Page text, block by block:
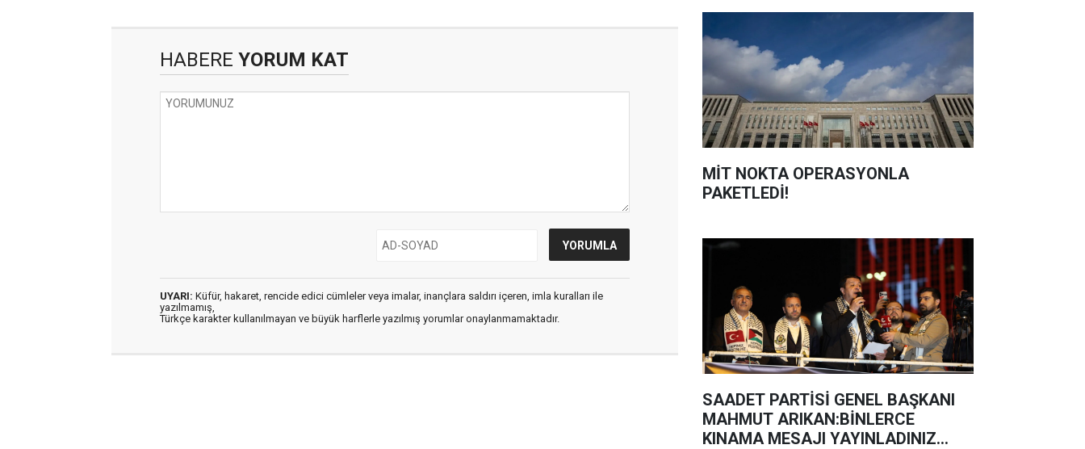
HABERE YORUM KAT
UYARI: Küfür, hakaret, rencide edici cümleler veya imalar, inançlara saldırı içeren, imla kuralları ile
yazılmamış,
Türkçe karakter kullanılmayan ve büyük harflerle yazılmış yorumlar onaylanmamaktadır.
MİT NOKTA OPERASYONLA
PAKETLEDİ!
SAADET PARTİSİ GENEL BAŞKANI
MAHMUT ARIKAN:BİNLERCE
KINAMA MESAJI YAYINLADINIZ